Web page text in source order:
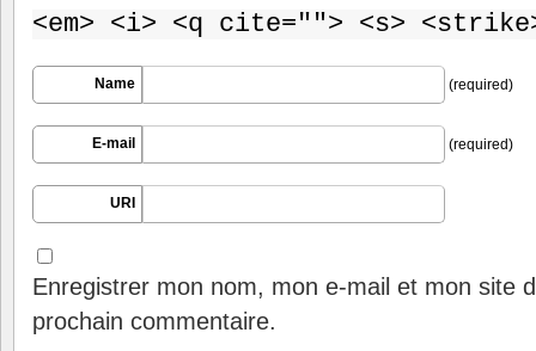
<em> <i> <q cite=""> <s>
Name (required)
E-mail (required)
URI
Enregistrer mon nom, mon e-mail et mon site
prochain commentaire.